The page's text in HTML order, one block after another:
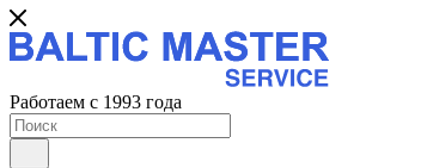
Работаем с 1993 года